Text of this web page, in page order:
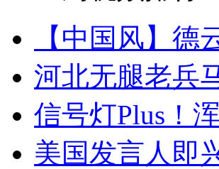
【中国风】德
河北无腿老兵
信号灯Plus！
美国发言人即